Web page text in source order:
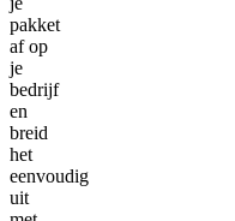
pakket
af op
je
bedrijf
en
breid
het
eenvoudig
uit